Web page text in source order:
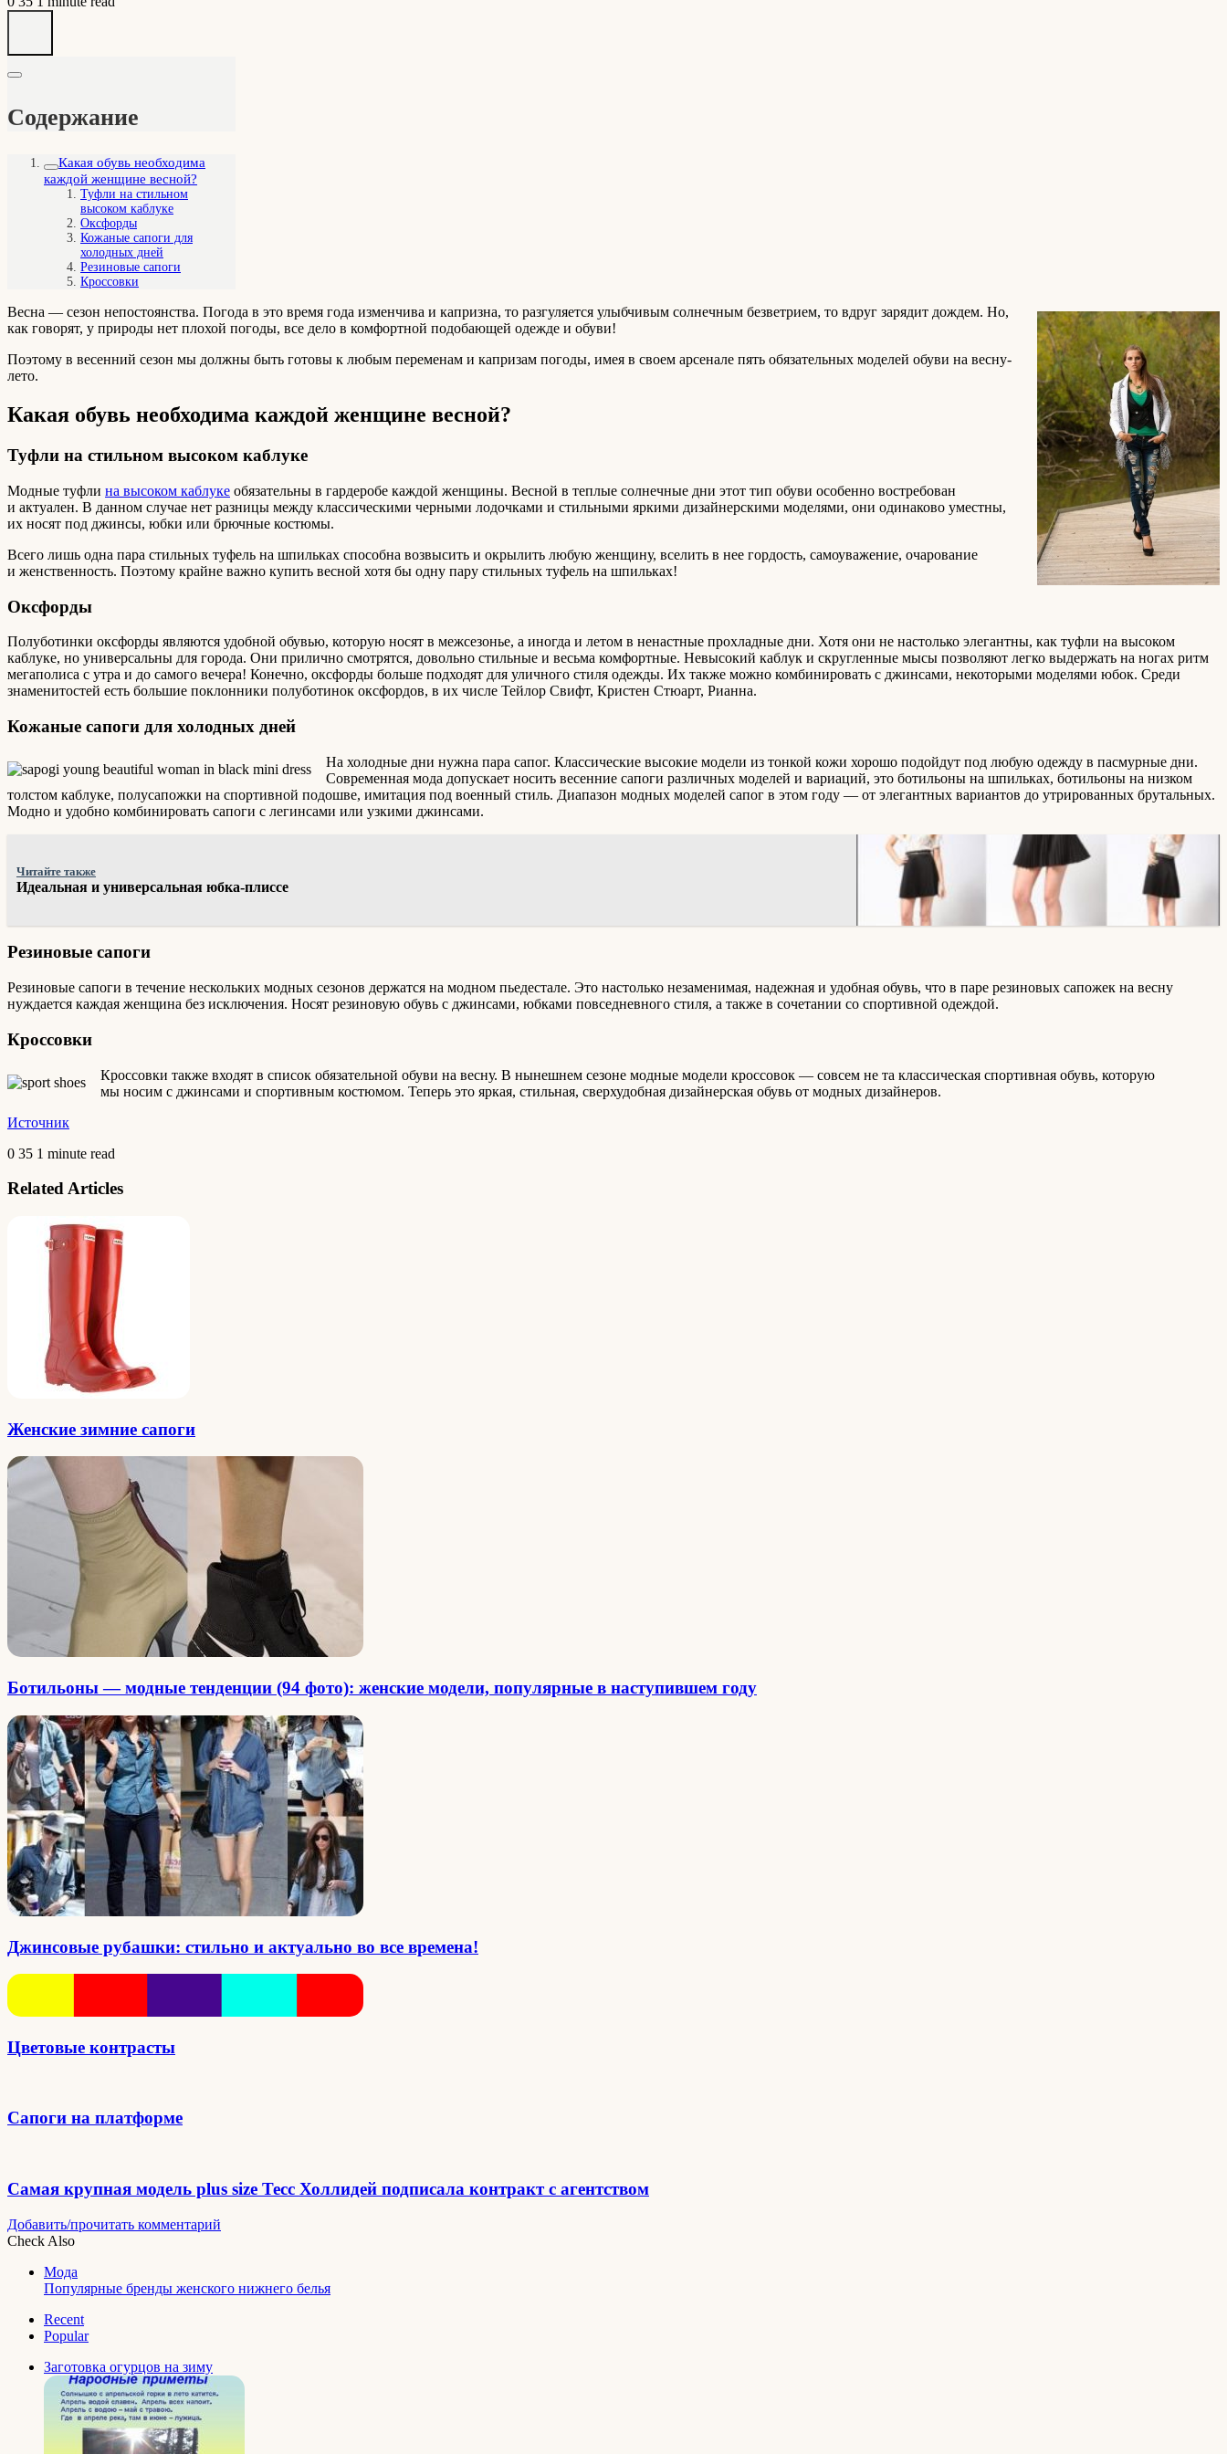
Содержание
Какая обувь необходима
каждой женщине весной?
Туфли на стильном
высоком каблуке
Оксфорды
Кожаные сапоги для
холодных дней
Резиновые сапоги
Кроссовки
Весна — сезон непостоянства. Погода в это время года изменчива и капризна, то разгуляется улыбчивым солнечным безветрием, то вдруг зарядит дождем. Но,
как говорят, у природы нет плохой погоды, все дело в комфортной подобающей одежде и обуви!
Поэтому в весенний сезон мы должны быть готовы к любым переменам и капризам погоды, имея в своем арсенале пять обязательных моделей обуви на весну-
лето.
Какая обувь необходима каждой женщине весной?
Туфли на стильном высоком каблуке
Модные туфли на высоком каблуке обязательны в гардеробе каждой женщины. Весной в теплые солнечные дни этот тип обуви особенно востребован
и актуален. В данном случае нет разницы между классическими черными лодочками и стильными яркими дизайнерскими моделями, они одинаково уместны,
их носят под джинсы, юбки или брючные костюмы.
Всего лишь одна пара стильных туфель на шпильках способна возвысить и окрылить любую женщину, вселить в нее гордость, самоуважение, очарование
и женственность. Поэтому крайне важно купить весной хотя бы одну пару стильных туфель на шпильках!
Оксфорды
Полуботинки оксфорды являются удобной обувью, которую носят в межсезонье, а иногда и летом в ненастные прохладные дни. Хотя они не настолько элегантны, как туфли на высоком
каблуке, но универсальны для города. Они прилично смотрятся, довольно стильные и весьма комфортные. Невысокий каблук и скругленные мысы позволяют легко выдержать на ногах ритм
мегаполиса с утра и до самого вечера! Конечно, оксфорды больше подходят для уличного стиля одежды. Их также можно комбинировать с джинсами, некоторыми моделями юбок. Среди
знаменитостей есть большие поклонники полуботинок оксфордов, в их числе Тейлор Свифт, Кристен Стюарт, Рианна.
Кожаные сапоги для холодных дней
На холодные дни нужна пара сапог. Классические высокие модели из тонкой кожи хорошо подойдут под любую одежду в пасмурные дни.
Современная мода допускает носить весенние сапоги различных моделей и вариаций, это ботильоны на шпильках, ботильоны на низком
толстом каблуке, полусапожки на спортивной подошве, имитация под военный стиль. Диапазон модных моделей сапог в этом году — от элегантных вариантов до утрированных брутальных.
Модно и удобно комбинировать сапоги с легинсами или узкими джинсами.
Читайте также
Идеальная и универсальная юбка-плиссе
Резиновые сапоги
Резиновые сапоги в течение нескольких модных сезонов держатся на модном пьедестале. Это настолько незаменимая, надежная и удобная обувь, что в паре резиновых сапожек на весну
нуждается каждая женщина без исключения. Носят резиновую обувь с джинсами, юбками повседневного стиля, а также в сочетании со спортивной одеждой.
Кроссовки
Кроссовки также входят в список обязательной обуви на весну. В нынешнем сезоне модные модели кроссовок — совсем не та классическая спортивная обувь, которую
мы носим с джинсами и спортивным костюмом. Теперь это яркая, стильная, сверхудобная дизайнерская обувь от модных дизайнеров.
Источник
0 35 1 minute read
Related Articles
Женские зимние сапоги
Ботильоны — модные тенденции (94 фото): женские модели, популярные в наступившем году
Джинсовые рубашки: стильно и актуально во все времена!
Цветовые контрасты
Сапоги на платформе
Самая крупная модель plus size Тесс Холлидей подписала контракт с агентством
Добавить/прочитать комментарий
Check Also
Мода
Популярные бренды женского нижнего белья
Recent
Popular
Заготовка огурцов на зиму